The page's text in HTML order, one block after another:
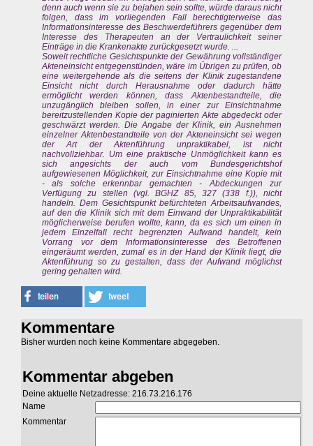
denn auch wenn sie zu bejahen sein sollte, würde daraus nicht
folgen, dass im vorliegenden Fall berechtigterweise das
Informationsinteresse des Beschwerdeführers gegenüber dem
Interesse des Therapeuten an der Vertraulichkeit seiner
Einträge in die Krankenakte zurückgesetzt wurde. ...
Soweit rechtliche Gesichtspunkte der Gewährung vollständiger
Akteneinsicht entgegenstünden, wäre im Übrigen zu prüfen, ob
eine weitergehende als die seitens der Klinik zugestandene
Einsicht nicht durch Herausnahme oder dadurch hätte
ermöglicht werden können, dass Aktenbestandteile, die
unzugänglich bleiben sollen, in einer zur Einsichtnahme
bereitzustellenden Kopie der paginierten Akte abgedeckt oder
geschwärzt werden. Die Angabe der Klinik, ein Ausnehmen
einzelner Aktenbestandteile von der Akteneinsicht sei wegen
der Art der Aktenführung unpraktikabel, ist nicht
nachvollziehbar. Um eine praktische Unmöglichkeit kann es
sich angesichts der auch vom Bundesgerichtshof
aufgewiesenen Möglichkeit, zur Einsichtnahme eine Kopie mit
- als solche erkennbar gemachten - Abdeckungen zur
Verfügung zu stellen (vgl. BGHZ 85, 327 (338 f.)), nicht
handeln. Dem Gesichtspunkt befürchteten Arbeitsaufwandes,
auf den die Klinik sich mit dem Einwand der Unpraktikabilität
möglicherweise berufen wollte, kann, da es sich um einen in
jedem Einzelfall recht begrenzten Aufwand handelt, kein
Vorrang vor dem Informationsinteresse des Betroffenen
eingeräumt werden, zumal es in der Hand der Klinik liegt, die
Aktenführung so zu gestalten, dass der Aufwand möglichst
gering gehalten wird.
Kommentare
Bisher wurden noch keine Kommentare abgegeben.
Kommentar abgeben
Deine aktuelle Netzadresse: 216.73.216.176
Name
Kommentar